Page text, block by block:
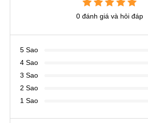
0 đánh giá và hỏi đáp
5 Sao
4 Sao
3 Sao
2 Sao
1 Sao